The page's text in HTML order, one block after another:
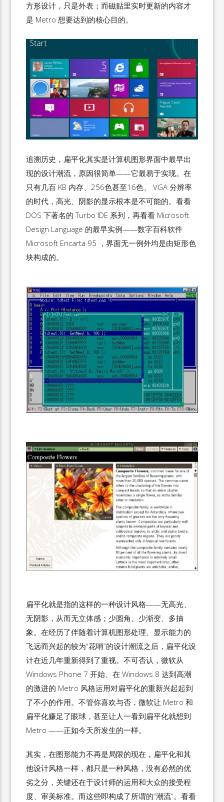
方形设计，只是外表；而磁贴里实时更新的内容才
是 Metro 想要达到的核心目的。
追溯历史，扁平化其实是计算机图形界面中最早出
现的设计潮流，原因很简单——它最易于实现。在
只有几百 KB 内存、256色甚至16色、 VGA 分辨率
的时代，高光、阴影的显示根本是不可能的。看看
DOS 下著名的 Turbo IDE 系列，再看看 Microsoft
Design Language 的最早实例——数字百科软件
Microsoft Encarta 95 ，界面无一例外均是由矩形色
块构成的。
扁平化就是指的这样的一种设计风格——无高光、
无阴影，从而无立体感；少圆角、少渐变、多抽
象。在经历了伴随着计算机图形处理、显示能力的
飞远而兴起的较为“花哨”的设计潮流之后，扁平化设
计在近几年重新得到了重视。不可否认，微软从
Windows Phone 7 开始、在 Windows 8 达到高潮
的激进的 Metro 风格运用对扁平化的重新兴起起到
了不小的作用。不管你喜欢与否，微软让 Metro 和
扁平化赚足了眼球，甚至让人一看到扁平化就想到
Metro ——正如今天所发生的一样。
其实，在图形能力不再是局限的现在，扁平化和其
他设计风格一样，都只是一种风格，没有必然的优
劣之分，关键还在于设计师的运用和大众的接受程
度、审美标准。而这些即构成了所谓的“潮流”。看看